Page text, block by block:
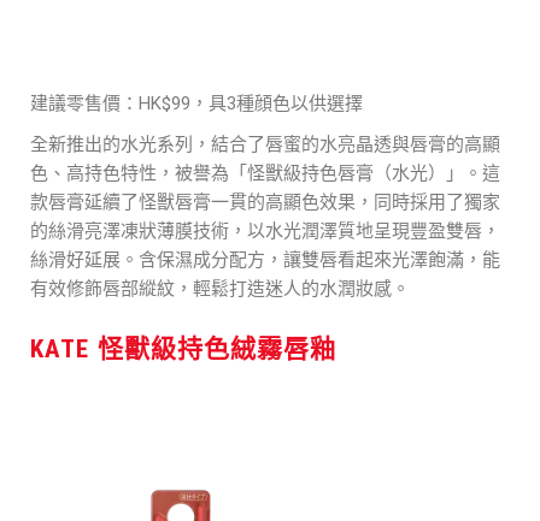
建議零售價：HK$99，具3種顔色以供選擇
全新推出的水光系列，結合了唇蜜的水亮晶透與唇膏的高顯
色、高持色特性，被譽為「怪獸級持色唇膏（水光）」。這
款唇膏延續了怪獸唇膏一貫的高顯色效果，同時採用了獨家
的絲滑亮澤凍狀薄膜技術，以水光潤澤質地呈現豐盈雙唇，
絲滑好延展。含保濕成分配方，讓雙唇看起來光澤飽滿，能
有效修飾唇部縱紋，輕鬆打造迷人的水潤妝感。
KATE 怪獸級持色絨霧唇釉